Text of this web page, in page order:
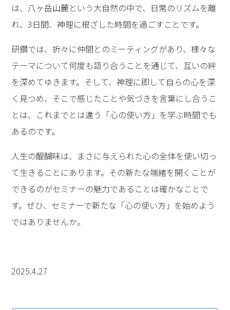
は、八ヶ岳山麓という大自然の中で、日常のリズムを離
れ、3日間、神理に根ざした時間を過ごすことです。
研鑽では、折々に仲間とのミーティングがあり、様々な
テーマについて何度も語り合うことを通じて、互いの絆
を深めてゆきます。そして、神理に即して自らの心を深
く見つめ、そこで感じたことや気づきを言葉にし合うこ
とは、これまでとは違う「心の使い方」を学ぶ時間でも
あるのです。
人生の醍醐味は、まさに与えられた心の全体を使い切っ
て生きることにあります。その新たな端緒を開くことが
できるのがセミナーの魅力であることは確かなことで
す。ぜひ、セミナーで新たな「心の使い方」を始めよう
ではありませんか。
2025.4.27